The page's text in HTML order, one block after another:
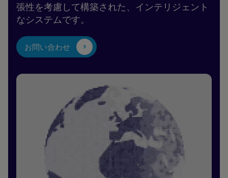
張性を考慮して構築された、インテリジェント
なシステムです。
お問い合わせ